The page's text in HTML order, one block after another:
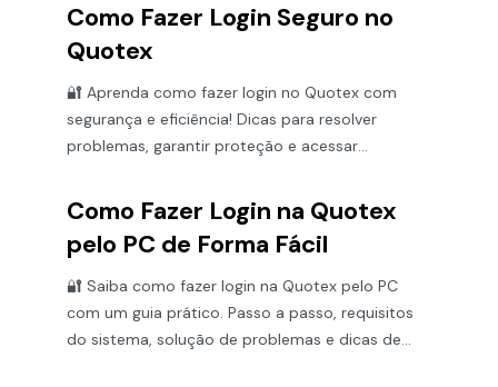
Como Fazer Login Seguro no
Quotex
🔐 Aprenda como fazer login no Quotex com
segurança e eficiência! Dicas para resolver
problemas, garantir proteção e acessar
Como Fazer Login na Quotex
pelo PC de Forma Fácil
🔐 Saiba como fazer login na Quotex pelo PC
com um guia prático. Passo a passo, requisitos
do sistema, solução de problemas e dicas de